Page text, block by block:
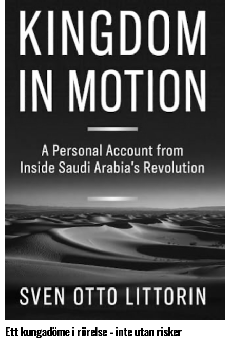
Ett kungadöme i rörelse - inte utan risker